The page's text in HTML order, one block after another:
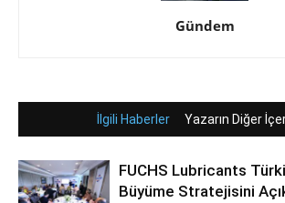
Gündem
İlgili Haberler Yazarın Diğer
FUCHS Lubricants
Büyüme Stratejisini